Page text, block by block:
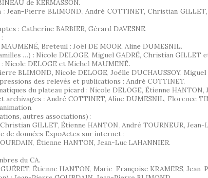
de KERMASSON.
: Jean-Pierre BLIMOND, André COTTINET, Christian
: Catherine BARBIER, Gérard DAVESNE.
Breteuil : Joël DE MOOR, Aline DUMESNIL.
…) : Nicole DELOGE, Miguel GADRÉ, Christian GILLET
DELOGE et Michel MAUMENÉ.
BLIMOND, Nicole DELOGE, Joëlle DUCHAUSSOY, Miguel
des relevés et publications : André COTTINET.
du plateau picard : Nicole DELOGE, Étienne HANTON,
: André COTTINET, Aline DUMESNIL, Florence
autres associations) :
GILLET, Étienne HANTON, André TOURNEUR, Jean-
de données ExpoActes sur internet :
Étienne HANTON, Jean-Luc LAHANNIER.
du CA.
Étienne HANTON, Marie-Françoise KRAMERS, Jean-